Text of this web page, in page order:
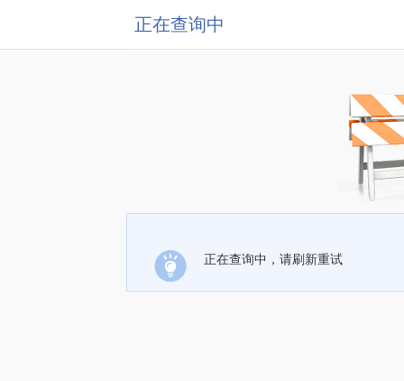
正在查询中
正在查询中，请刷新重试